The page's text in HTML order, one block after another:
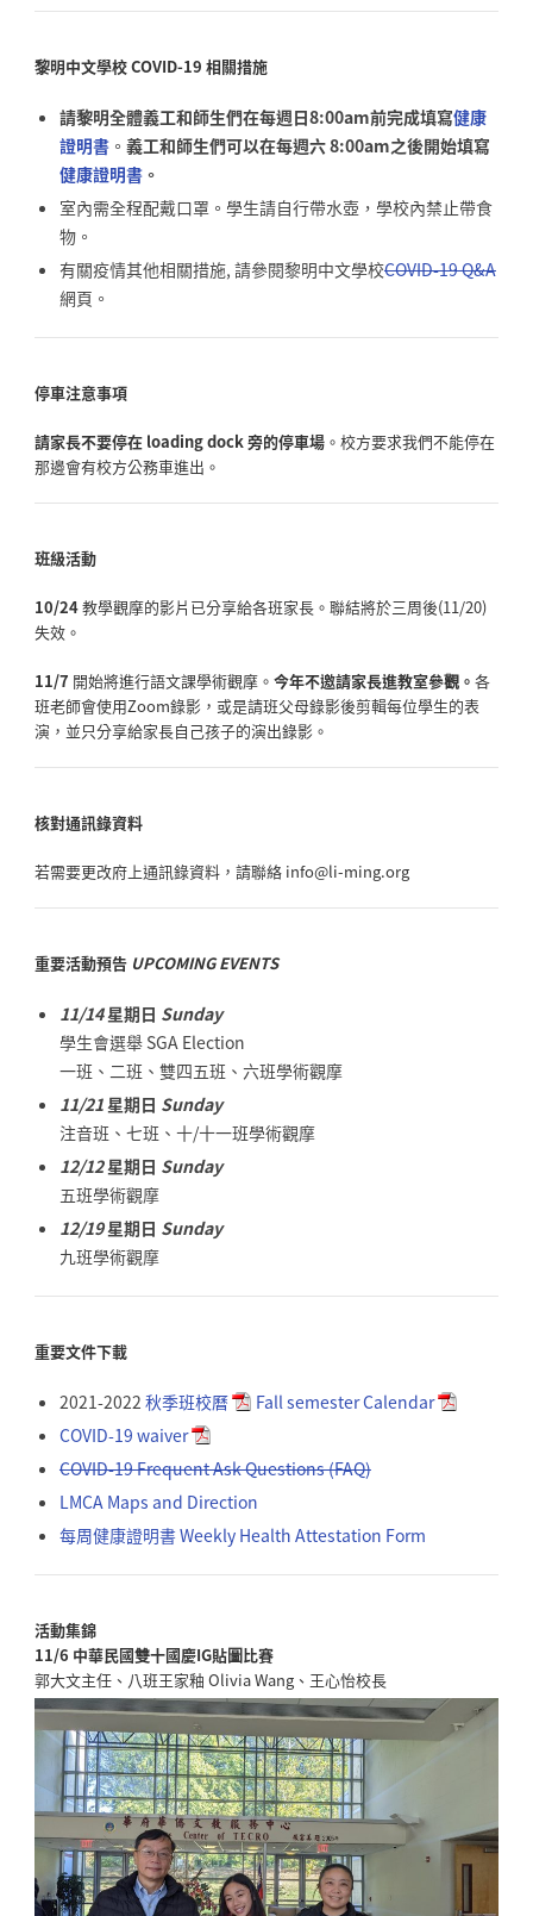
黎明中文學校COVID-19 相關措施
請黎明全體義工和師生們在每週日8:00am前完成填寫健康
證明書。 義工和師生們可以在每週六 8:00am之後開始填寫
健康證明書。
室內需全程配戴口罩。學生請自行帶水壺，學校內禁止帶食
物。
有關疫情其他相關措施, 請參閱黎明中文學校COVID-19 Q&A
網頁。
停車注意事項
請家長不要停在 loading dock 旁的停車場。校方要求我們不能停在
那邊會有校方公務車進出。
班級活動
10/24教學觀摩的影片已分享給各班家長。聯結將於三周後(11/20)
失效。
11/7 開始將進行語文課學術觀摩。 今年不邀請家長進教室參觀。 各
班老師會使用Zoom錄影， 或是請班父母錄影後剪輯每位學生的表
演， 並只分享給家長自己孩子的演出錄影。
核對通訊錄資料
若需要更改府上通訊錄資料，請聯絡 info@li-ming.org
重要活動預告 UPCOMING EVENTS
11/14星期日 Sunday
學生會選舉 SGA Election
一班、二班、雙四五班、六班學術觀摩
11/21星期日 Sunday
注音班、七班、十/十一班學術觀摩
12/12星期日 Sunday
五班學術觀摩
12/19星期日 Sunday
九班學術觀摩
重要文件下載
2021-2022 秋季班校曆
Fall semester Calendar
COVID-19 waiver
COVID-19 Frequent Ask Questions (FAQ)
LMCA Maps and Direction
每周健康證明書 Weekly Health Attestation Form
活動集錦
11/6 中華民國雙十國慶IG貼圖比賽
郭大文主任、八班王家釉 Olivia Wang、王心怡校長